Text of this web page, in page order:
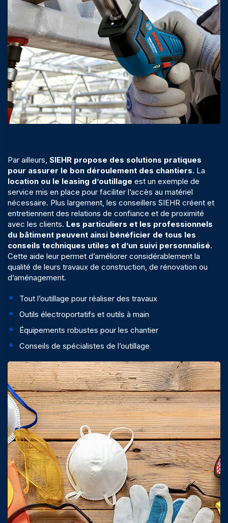
Par ailleurs, SIEHR propose des solutions pratiques
pour assurer le bon déroulement des chantiers. La
location ou le leasing d’outillage est un exemple de
service mis en place pour faciliter l’accès au matériel
nécessaire. Plus largement, les conseillers SIEHR créent et
entretiennent des relations de confiance et de proximité
avec les clients. Les particuliers et les professionnels
du bâtiment peuvent ainsi bénéficier de tous les
conseils techniques utiles et d’un suivi personnalisé.
Cette aide leur permet d’améliorer considérablement la
qualité de leurs travaux de construction, de rénovation ou
d’aménagement.
Tout l’outillage pour réaliser des travaux
Outils électroportatifs et outils à main
Équipements robustes pour les chantier
Conseils de spécialistes de l’outillage